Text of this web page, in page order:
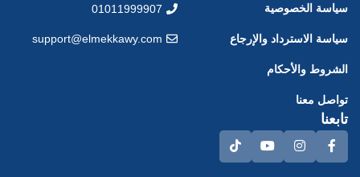
سياسة الخصوصية
سياسة الاسترداد والإرجاع
الشروط والأحكام
تواصل معنا
01011999907
support@elmekkawy.com
تابعنا